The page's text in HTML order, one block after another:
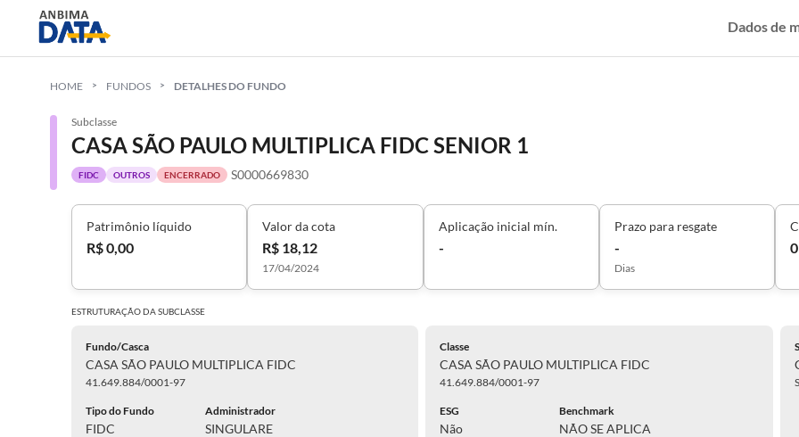
Dados de
HOME FUNDOS DETALHES DO FUNDO
Subclasse
CASA SÃO PAULO MULTIPLICA FIDC SENIOR 1
FIDC OUTROS ENCERRADO S0000669830
Patrimônio líquido
R$ 0,00
Valor da cota
R$ 18,12
17/04/2024
Aplicação inicial mín.
-
Prazo para resgate
-
Dias
0
ESTRUTURAÇÃO DASUBCLASSE
Fundo/Casca
CASA SÃO PAULO MULTIPLICA FIDC
41.649.884/0001-97
Tipo do Fundo
FIDC
Administrador
SINGULARE
Classe
CASA SÃO PAULO MULTIPLICA FIDC
41.649.884/0001-97
ESG
Não
Benchmark
NÃO SE APLICA